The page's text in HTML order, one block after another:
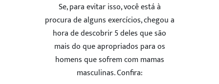
Se, para evitar isso, você está à
procura de alguns exercícios, chegou a
hora de descobrir 5 deles que são
mais do que apropriados para os
homens que sofrem com mamas
masculinas. Confira: